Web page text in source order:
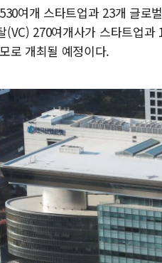
여개 스타트업과 23개 글로
(VC) 270여개사가 스타트업
로 개최될 예정이다.